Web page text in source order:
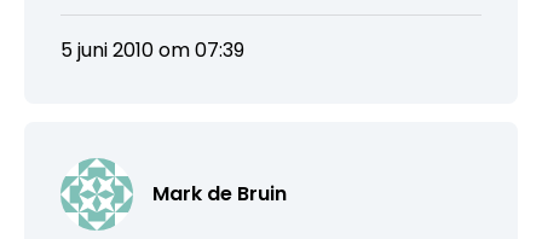
5 juni 2010 om 07:39
Mark de Bruin